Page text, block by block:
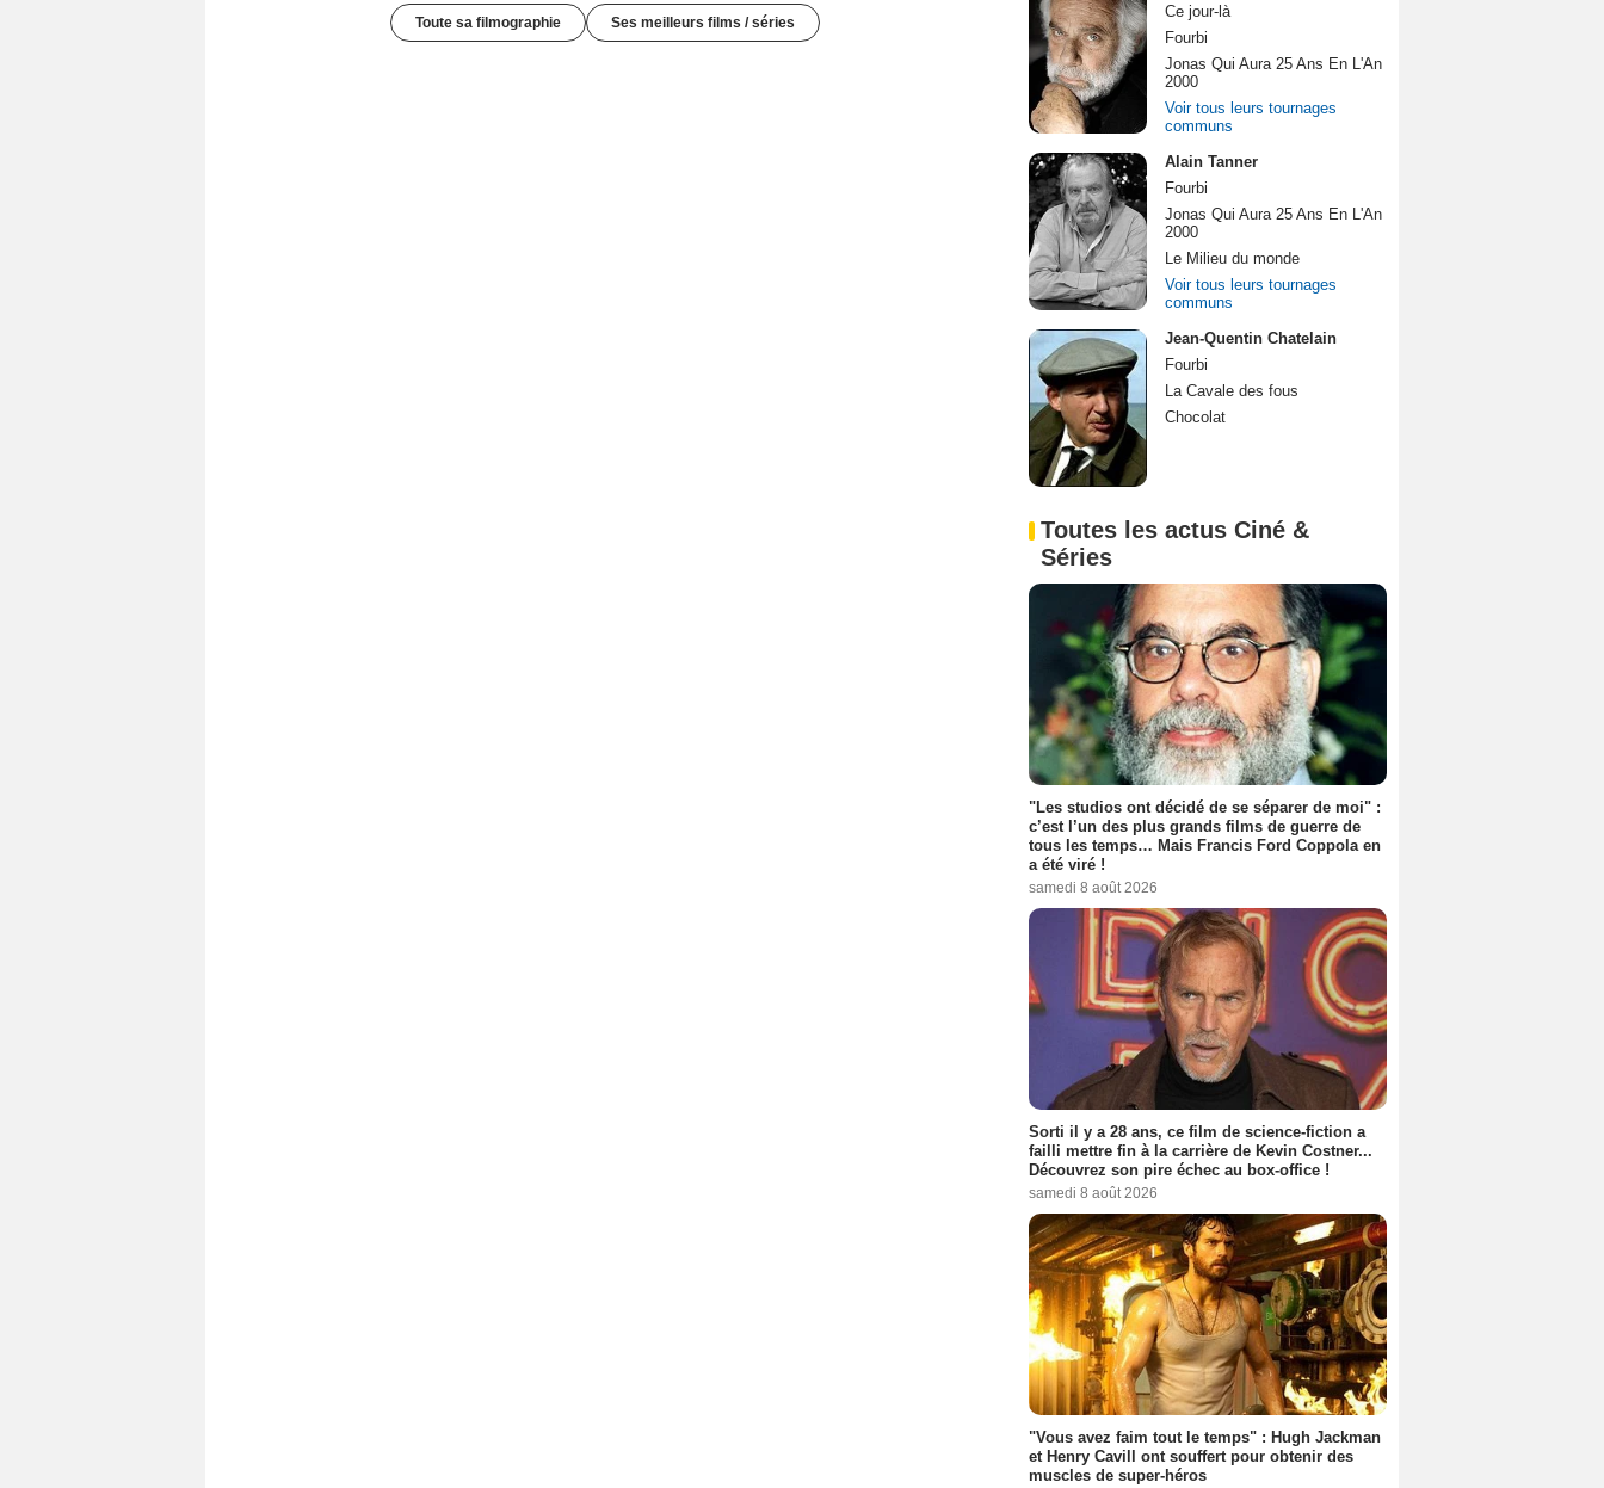
Toute sa filmographie Ses meilleurs films / séries
Ce jour-là
Fourbi
Jonas Qui Aura 25 Ans En L'An
2000
Voir tous leurs tournages
communs
Alain Tanner
Fourbi
Jonas Qui Aura 25 Ans En L'An
2000
Le Milieu du monde
Voir tous leurs tournages
communs
Jean-Quentin Chatelain
Fourbi
La Cavale des fous
Chocolat
Toutes les actus Ciné &
Séries
"Les studios ont décidé de se séparer de moi" :
c’est l’un des plus grands films de guerre de
tous les temps… Mais Francis Ford Coppola en
a été viré !
samedi 8 août 2026
Sorti il y a 28 ans, ce film de science-fiction a
failli mettre fin à la carrière de Kevin Costner...
Découvrez son pire échec au box-office !
samedi 8 août 2026
"Vous avez faim tout le temps" : Hugh Jackman
et Henry Cavill ont souffert pour obtenir des
muscles de super-héros